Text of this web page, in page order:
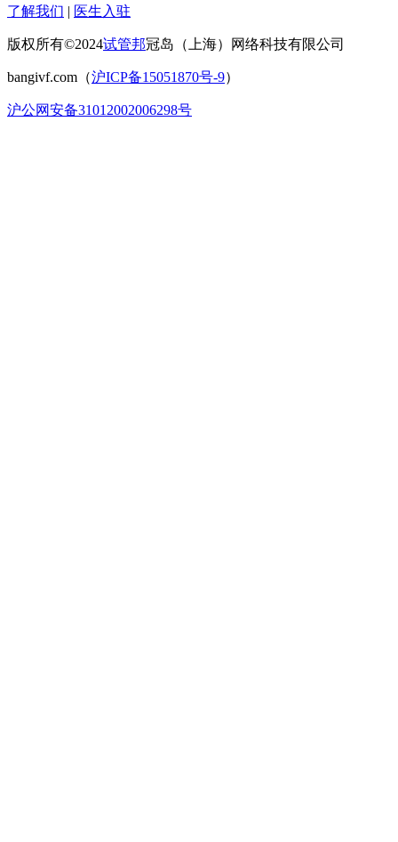
了解我们 | 医生入驻
版权所有©2024试管邦冠岛（上海）网络科技有限公司
bangivf.com（沪ICP备15051870号-9）
沪公网安备31012002006298号